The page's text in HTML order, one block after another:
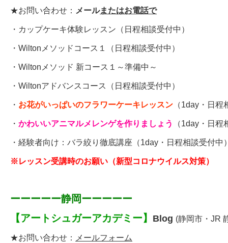
★お問い合わせ： メールまたはお電話で
・ カップケーキ体験レッスン （日程相談受付中）
・ Wiltonメソッドコース１ （日程相談受付中）
・Wiltonメソッド 新コース１～準備中～
・ Wiltonアドバンスコース （日程相談受付中）
・ お花がいっぱいのフラワーケーキレッスン （1day・日程
・ かわいいアニマルメレンゲを作りましょう （1day・日程
・経験者向け： バラ絞り徹底講座 （1day・日程相談受付中
※レッスン受講時のお願い（新型コロナウイルス対策）
ーーーーー静岡ーーーーー
【 アートシュガーアカデミー】 Blog (静岡市・JR
★お問い合わせ： メールフォーム